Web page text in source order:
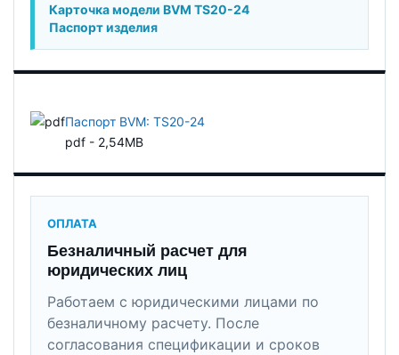
Карточка модели BVM TS20-24
Паспорт изделия
Паспорт BVM: TS20-24
pdf - 2,54MB
ОПЛАТА
Безналичный расчет для
юридических лиц
Работаем с юридическими лицами по
безналичному расчету. После
согласования спецификации и сроков